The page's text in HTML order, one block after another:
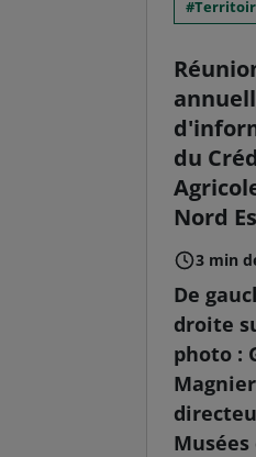
du
Nord
3 min
De
droite
photo :
Musées